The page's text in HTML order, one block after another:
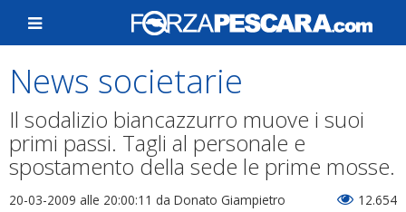
News societarie
Il sodalizio biancazzurro muove i suoi
primi passi. Tagli al personale e
spostamento della sede le prime mosse.
20-03-2009 alle 20:00:11 da Donato Giampietro 12.654